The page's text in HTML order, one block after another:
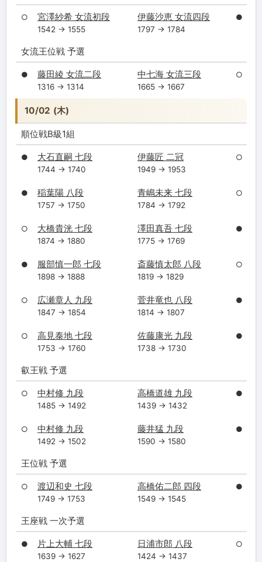
○ 宮澤紗希 女流初段
1542 → 1555
伊藤沙恵 女流四段
1797 → 1784
●
女流王位戦 予選
● 藤田綾 女流二段
1316 → 1314
中七海 女流三段
1665 → 1667
○
10/02 (木)
順位戦B級1組
● 大石直嗣 七段
1744 → 1740
伊藤匠 二冠
1949 → 1953
○
● 稲葉陽 八段
1757 → 1750
青嶋未来 七段
1784 → 1792
○
○ 大橋貴洸 七段
1874 → 1880
澤田真吾 七段
1775 → 1769
●
● 服部慎一郎 七段
1898 → 1888
斎藤慎太郎 八段
1819 → 1829
○
○ 広瀬章人 九段
1847 → 1854
菅井竜也 八段
1814 → 1807
●
○ 高見泰地 七段
1753 → 1760
佐藤康光 九段
1738 → 1730
●
叡王戦 予選
○ 中村修 九段
1485 → 1492
高橋道雄 九段
1439 → 1432
●
○ 中村修 九段
1492 → 1502
藤井猛 九段
1590 → 1580
●
王位戦 予選
○ 渡辺和史 七段
1749 → 1753
高橋佑二郎 四段
1549 → 1545
●
王座戦 一次予選
● 片上大輔 七段
1639 → 1627
日浦市郎 八段
1424 → 1437
○